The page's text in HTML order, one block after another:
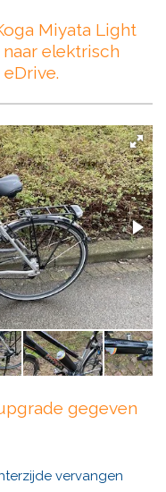
Miyata Light
elektrisch
gegeven
vervangen